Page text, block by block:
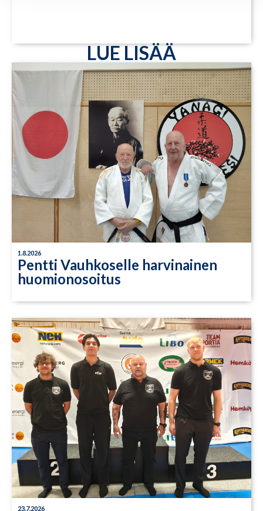
LUE LISÄÄ
1.8.2026
Pentti Vauhkoselle harvinainen
huomionosoitus
23.7.2026